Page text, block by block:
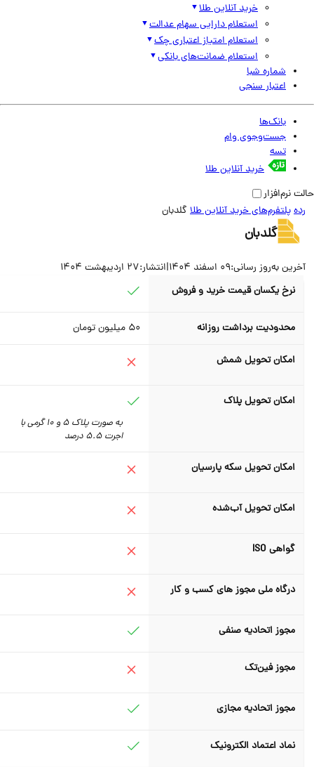
خرید آنلاین طلا
استعلام دارایی سهام عدالت
استعلام امتیاز اعتباری چک
استعلام ضمانت‌های بانکی
شماره شبا
اعتبار سنجی
بانک‌ها
جست‌وجوی وام
تسه
خرید آنلاین طلا
پلتفرم‌های خرید آنلاین طلاگلدبان
گلدبان
به‌روز رسانی:09 اسفند 1404 |انتشار:27 اردیبهشت 1404
نرخ یکسان قیمت خرید و فروش
محدودیت برداشت روزانه میلیون تومان
امکان تحویل شمش
امکان تحویل پلاک
به صورت پلاک 5 و 10 گرمی با
اجرت 5.5 درصد
امکان تحویل سکه پارسیان
امکان تحویل آب‌شده
گواهی ISO
درگاه ملی مجوز های کسب و کار
مجوز اتحادیه صنفی
مجوز فین‌تک
مجوز اتحادیه مجازی
نماد اعتماد الکترونیک